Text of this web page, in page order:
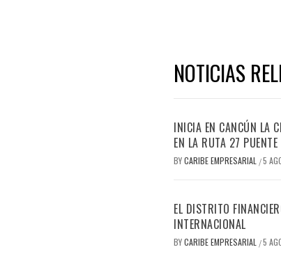
NOTICIAS
INICIA EN CANCÚN LA
EN LA RUTA 27
BYCARIBE EMPRESARIAL /5
EL DISTRITO
INTERNACIONAL
BYCARIBE EMPRESARIAL /5